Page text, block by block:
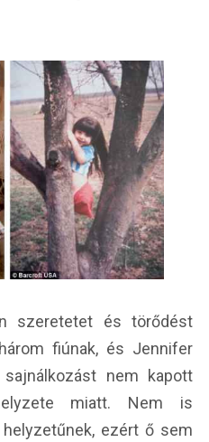
szeretetet és törődést
fiúnak, és Jennifer
nem kapott
miatt. Nem is
ezért ő sem